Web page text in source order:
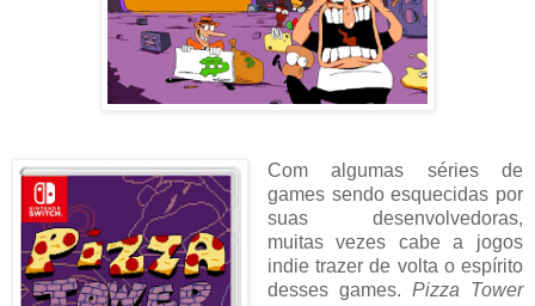
Com algumas séries de
games sendo esquecidas por
suas desenvolvedoras,
muitas vezes cabe a jogos
indie trazer de volta o espírito
desses games. Pizza Tower